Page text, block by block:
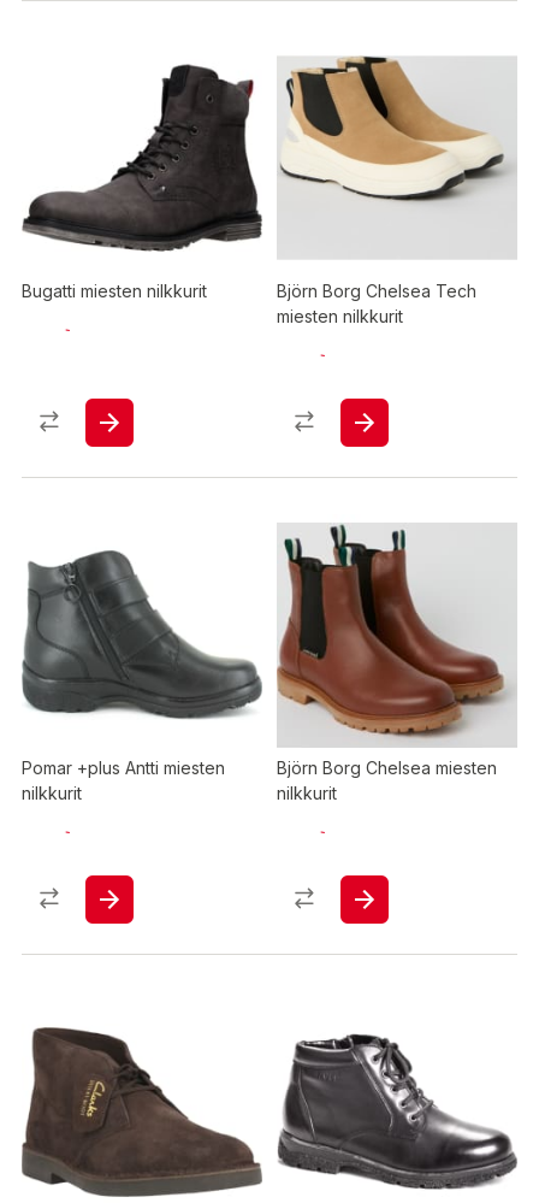
Bugatti miesten nilkkurit
Björn Borg Chelsea Tech
miesten nilkkurit
Pomar +plus Antti miesten
nilkkurit
Björn Borg Chelsea miesten
nilkkurit